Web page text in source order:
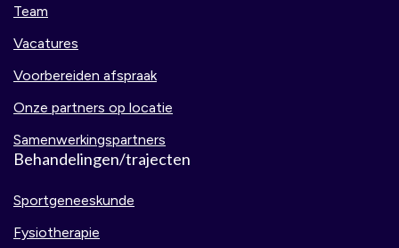
Team
Vacatures
Voorbereiden afspraak
Onze partners op locatie
Samenwerkingspartners
Behandelingen/trajecten
Sportgeneeskunde
Fysiotherapie